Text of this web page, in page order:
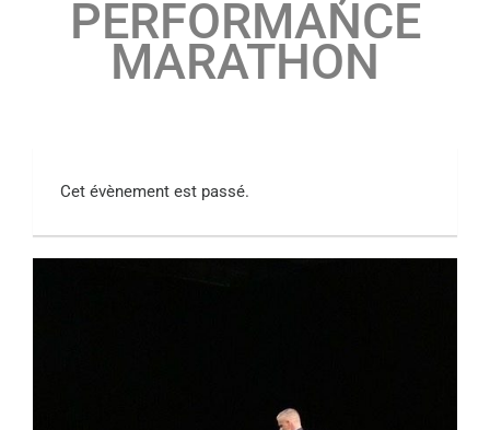
PERFORMANCE
MARATHON
Cet évènement est passé.